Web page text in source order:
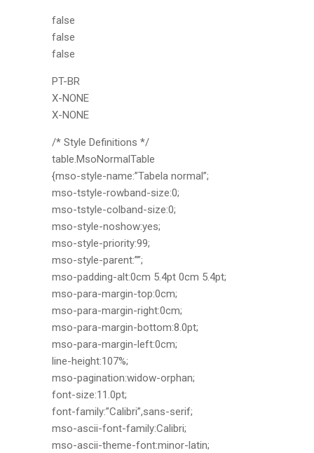
false
false
false
PT-BR
X-NONE
X-NONE
/* Style Definitions */
table.MsoNormalTable
{mso-style-name:”Tabela normal”;
mso-tstyle-rowband-size:0;
mso-tstyle-colband-size:0;
mso-style-noshow:yes;
mso-style-priority:99;
mso-style-parent:””;
mso-padding-alt:0cm 5.4pt 0cm 5.4pt;
mso-para-margin-top:0cm;
mso-para-margin-right:0cm;
mso-para-margin-bottom:8.0pt;
mso-para-margin-left:0cm;
line-height:107%;
mso-pagination:widow-orphan;
font-size:11.0pt;
font-family:”Calibri”,sans-serif;
mso-ascii-font-family:Calibri;
mso-ascii-theme-font:minor-latin;